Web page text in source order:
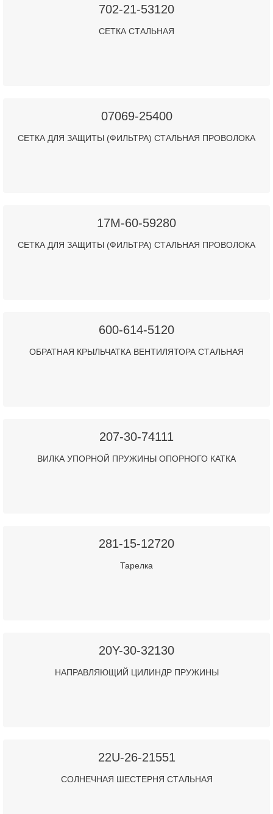
702-21-53120
СЕТКА СТАЛЬНАЯ
07069-25400
СЕТКА ДЛЯ ЗАЩИТЫ (ФИЛЬТРА) СТАЛЬНАЯ ПРОВОЛОКА
17M-60-59280
СЕТКА ДЛЯ ЗАЩИТЫ (ФИЛЬТРА) СТАЛЬНАЯ ПРОВОЛОКА
600-614-5120
ОБРАТНАЯ КРЫЛЬЧАТКА ВЕНТИЛЯТОРА СТАЛЬНАЯ
207-30-74111
ВИЛКА УПОРНОЙ ПРУЖИНЫ ОПОРНОГО КАТКА
281-15-12720
Тарелка
20Y-30-32130
НАПРАВЛЯЮЩИЙ ЦИЛИНДР ПРУЖИНЫ
22U-26-21551
СОЛНЕЧНАЯ ШЕСТЕРНЯ СТАЛЬНАЯ